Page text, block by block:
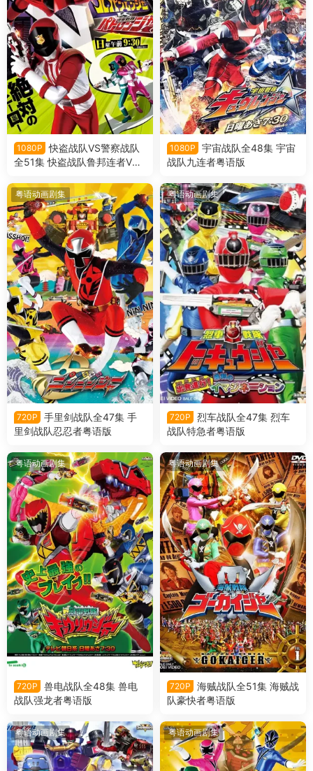
1080P
快盗战队VS警察战队
全51集 快盗战队鲁邦连者VS
1080P
宇宙战队全48集 宇宙
战队九连者粤语版
粤语动画剧集
720P
手里剑战队全47集 手
里剑战队忍忍者粤语版
粤语动画剧集
720P
烈车战队全47集 烈车
战队特急者粤语版
粤语动画剧集
720P
兽电战队全48集 兽电
战队强龙者粤语版
粤语动画剧集
720P
海贼战队全51集 海贼战
队豪快者粤语版
粤语动画剧集 粤语动画剧集